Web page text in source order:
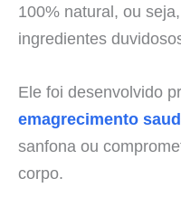
100% natural, ou
ingredientes
Ele foi desenvolvido
emagrecimento
sanfona ou
corpo.